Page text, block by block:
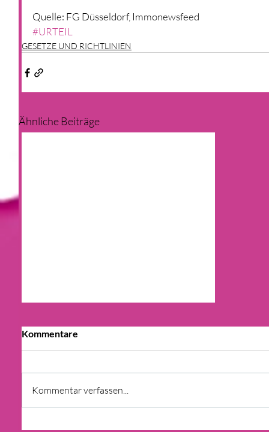
Quelle: FG Düsseldorf, Immonewsfeed
#URTEIL
GESETZE UND RICHTLINIEN
Ähnliche Beiträge
Kommentare
Kommentar verfassen...